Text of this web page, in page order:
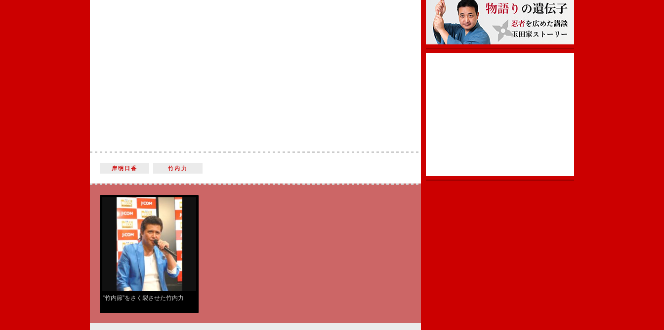
岸明日香 竹内力
“竹内節”をさく裂させた竹内力